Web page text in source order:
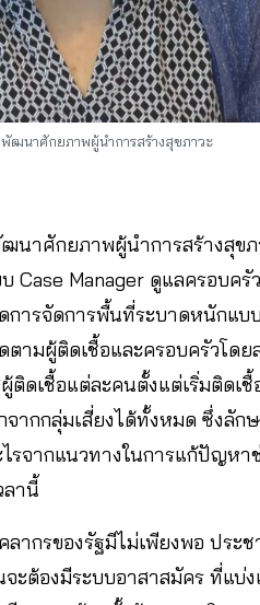
ฒนาศักยภาพผู้นำการสร้างสุขภาวะ
นาศักยภาพผู้นำการสร้างสุข
Manager ดูแลครอบครั
ารจัดการพื้นที่ระบาดหนักแบ
ามผู้ติดเชื้อและครอบครัวโด
ติดเชื้อแต่ละคนตั้งแต่เริ่มติดเ
ากกลุ่มเสี่ยงได้ทั้งหมด ซึ่งลัก
รจากแนวทางในการแก้ปัญหา
ลานี้
ากรของรัฐมีไม่เพียงพอ ประ
ะต้องมีระบบอาสาสมัคร ที่แบ่